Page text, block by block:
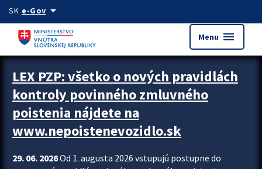
Preskocit na hlavný obsah
SK e-Govarrow_drop_down
Menu menu
Zastavit automatický posun upútavok
LEX PZP: všetko o nových pravidlách
kontroly povinného zmluvného
poistenia nájdete na
www.nepoistenevozidlo.sk
29. 06. 2026Od 1. augusta 2026 vstupujú postupne do